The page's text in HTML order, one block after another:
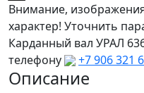
Внимание,
характер! Уточнить
Карданный вал УРАЛ
телефону
+7 906 321
Описание